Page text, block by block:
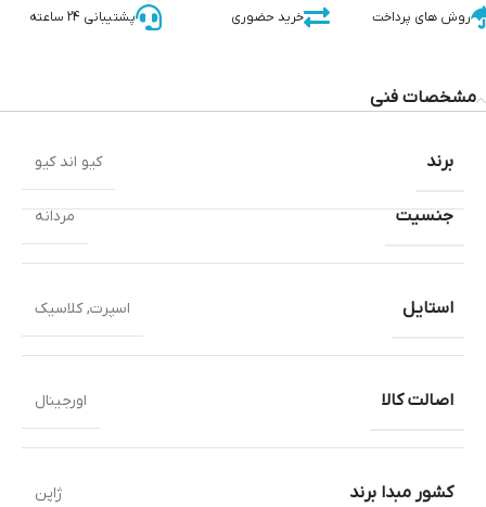
روش های پرداخت خرید حضوری پشتیبانی 24 ساعته
مشخصات فنی
جنسیت مردانه
استایل اسپرت,کلاسیک
اصالت کالا اورجینال
کشور مبدا برند ژاپن
برند کیو اند کیو